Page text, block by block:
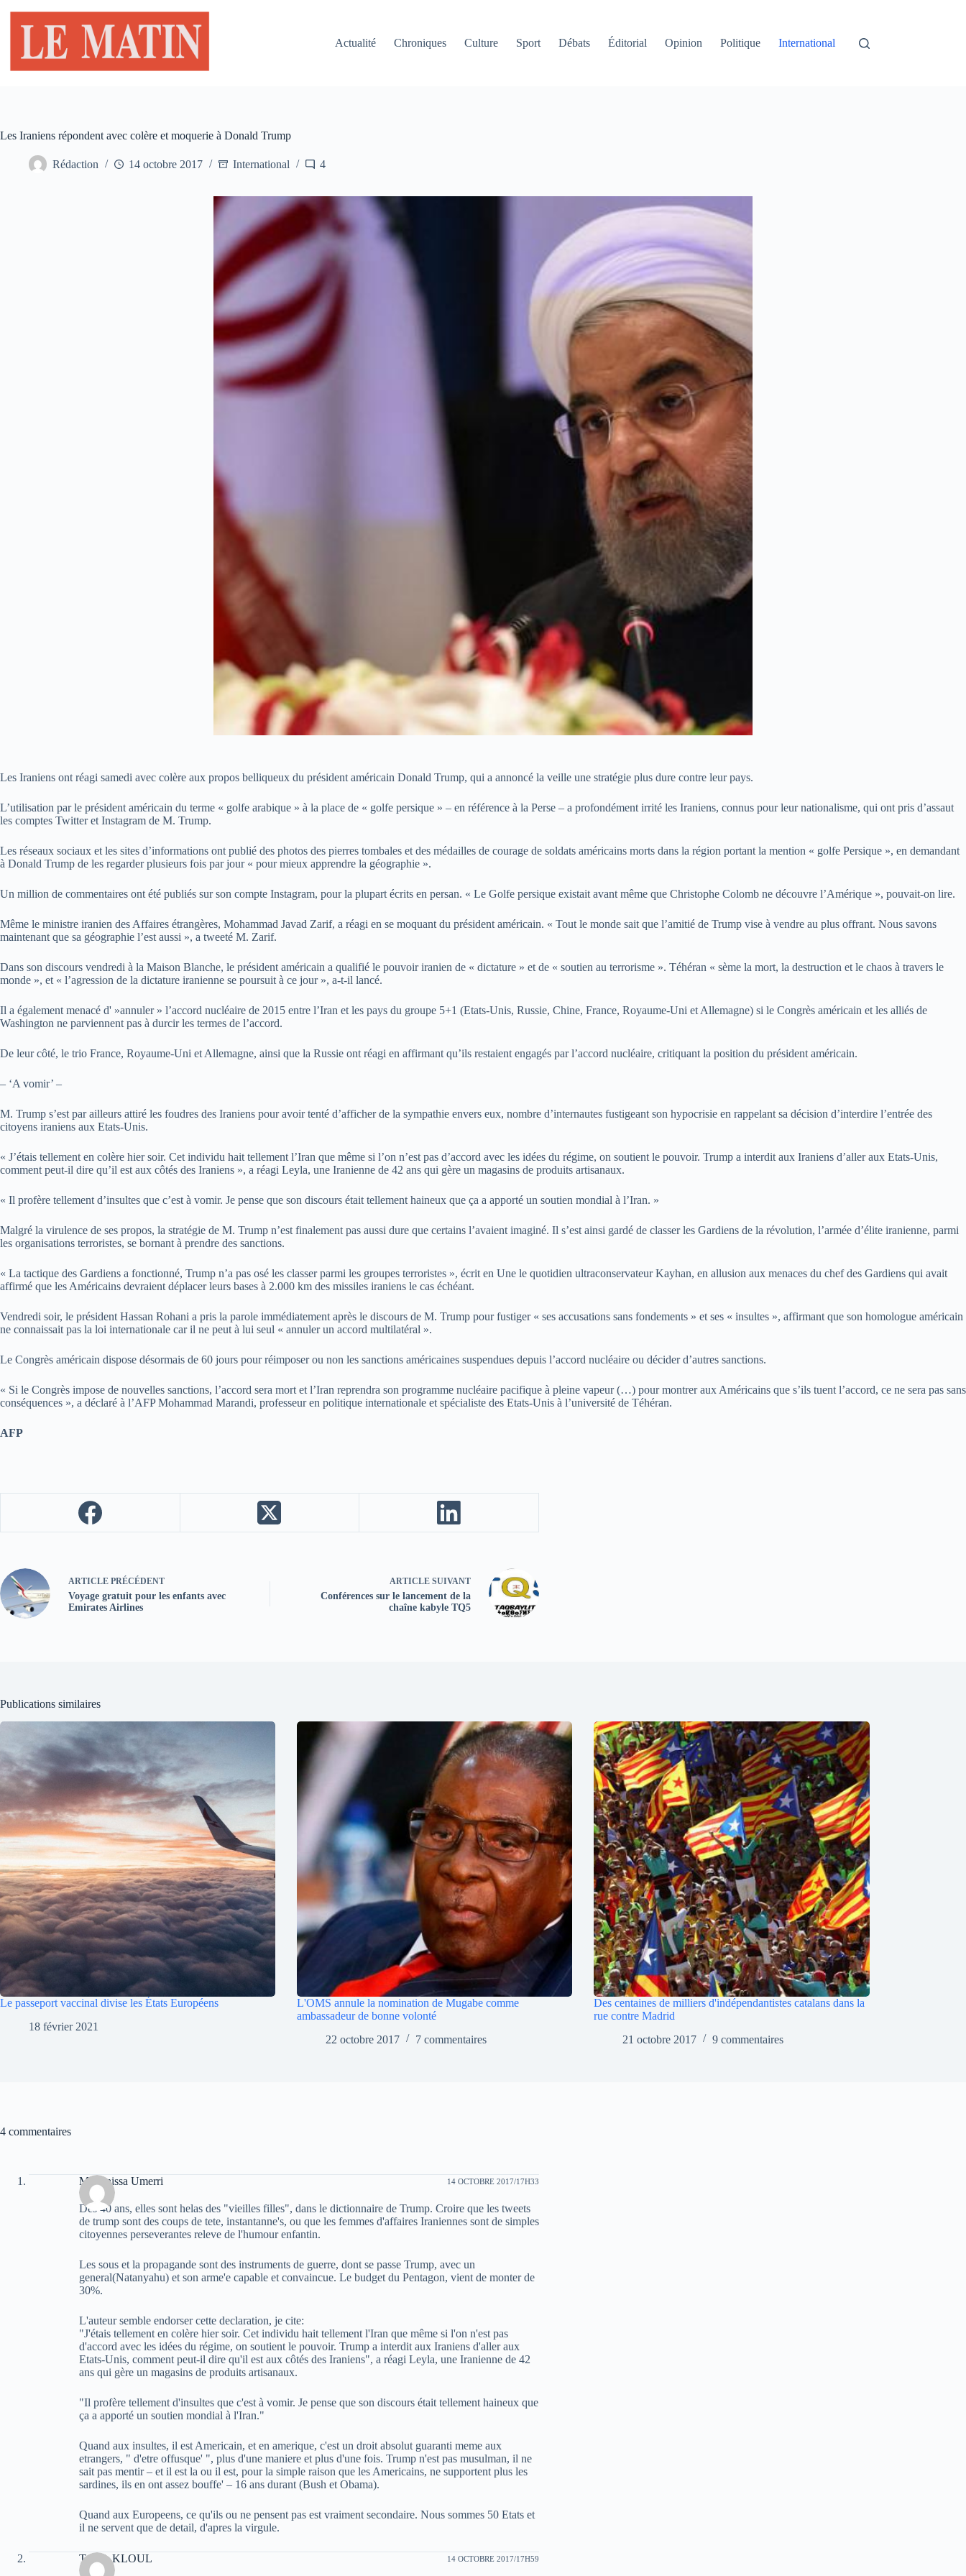
contenu
Actualité
Chroniques Culture Sport Débats Éditorial Opinion Politique International
Les Iraniens répondent avec colère et moquerie à Donald Trump
Rédaction 14 octobre 2017 International 4
Les Iraniens ont réagi samedi avec colère aux propos belliqueux du président américain Donald Trump, qui a annoncé la veille une stratégie plus dure contre leur pays.
L’utilisation par le président américain du terme « golfe arabique » à la place de « golfe persique » – en référence à la Perse – a profondément irrité les Iraniens, connus pour leur nationalisme, qui ont pris d’assaut
les comptes Twitter et Instagram de M. Trump.
Les réseaux sociaux et les sites d’informations ont publié des photos des pierres tombales et des médailles de courage de soldats américains morts dans la région portant la mention « golfe Persique », en demandant
à Donald Trump de les regarder plusieurs fois par jour « pour mieux apprendre la géographie ».
Un million de commentaires ont été publiés sur son compte Instagram, pour la plupart écrits en persan. « Le Golfe persique existait avant même que Christophe Colomb ne découvre l’Amérique », pouvait-on lire.
Même le ministre iranien des Affaires étrangères, Mohammad Javad Zarif, a réagi en se moquant du président américain. « Tout le monde sait que l’amitié de Trump vise à vendre au plus offrant. Nous savons
maintenant que sa géographie l’est aussi », a tweeté M. Zarif.
Dans son discours vendredi à la Maison Blanche, le président américain a qualifié le pouvoir iranien de « dictature » et de « soutien au terrorisme ». Téhéran « sème la mort, la destruction et le chaos à travers le
monde », et « l’agression de la dictature iranienne se poursuit à ce jour », a-t-il lancé.
Il a également menacé d' »annuler » l’accord nucléaire de 2015 entre l’Iran et les pays du groupe 5+1 (Etats-Unis, Russie, Chine, France, Royaume-Uni et Allemagne) si le Congrès américain et les alliés de
Washington ne parviennent pas à durcir les termes de l’accord.
De leur côté, le trio France, Royaume-Uni et Allemagne, ainsi que la Russie ont réagi en affirmant qu’ils restaient engagés par l’accord nucléaire, critiquant la position du président américain.
– ‘A vomir’ –
M. Trump s’est par ailleurs attiré les foudres des Iraniens pour avoir tenté d’afficher de la sympathie envers eux, nombre d’internautes fustigeant son hypocrisie en rappelant sa décision d’interdire l’entrée des
citoyens iraniens aux Etats-Unis.
« J’étais tellement en colère hier soir. Cet individu hait tellement l’Iran que même si l’on n’est pas d’accord avec les idées du régime, on soutient le pouvoir. Trump a interdit aux Iraniens d’aller aux Etats-Unis,
comment peut-il dire qu’il est aux côtés des Iraniens », a réagi Leyla, une Iranienne de 42 ans qui gère un magasins de produits artisanaux.
« Il profère tellement d’insultes que c’est à vomir. Je pense que son discours était tellement haineux que ça a apporté un soutien mondial à l’Iran. »
Malgré la virulence de ses propos, la stratégie de M. Trump n’est finalement pas aussi dure que certains l’avaient imaginé. Il s’est ainsi gardé de classer les Gardiens de la révolution, l’armée d’élite iranienne, parmi
les organisations terroristes, se bornant à prendre des sanctions.
« La tactique des Gardiens a fonctionné, Trump n’a pas osé les classer parmi les groupes terroristes », écrit en Une le quotidien ultraconservateur Kayhan, en allusion aux menaces du chef des Gardiens qui avait
affirmé que les Américains devraient déplacer leurs bases à 2.000 km des missiles iraniens le cas échéant.
Vendredi soir, le président Hassan Rohani a pris la parole immédiatement après le discours de M. Trump pour fustiger « ses accusations sans fondements » et ses « insultes », affirmant que son homologue américain
ne connaissait pas la loi internationale car il ne peut à lui seul « annuler un accord multilatéral ».
Le Congrès américain dispose désormais de 60 jours pour réimposer ou non les sanctions américaines suspendues depuis l’accord nucléaire ou décider d’autres sanctions.
« Si le Congrès impose de nouvelles sanctions, l’accord sera mort et l’Iran reprendra son programme nucléaire pacifique à pleine vapeur (…) pour montrer aux Américains que s’ils tuent l’accord, ce ne sera pas sans
conséquences », a déclaré à l’AFP Mohammad Marandi, professeur en politique internationale et spécialiste des Etats-Unis à l’université de Téhéran.
AFP
ARTICLE PRÉCÉDENT
Voyage gratuit pour les enfants avec
Emirates Airlines
ARTICLE SUIVANT
Conférences sur le lancement de la
chaîne kabyle TQ5
Publications similaires
Le passeport vaccinal divise les États Européens
18 février 2021
L'OMS annule la nomination de Mugabe comme
ambassadeur de bonne volonté
22 octobre 2017
7 commentaires
Des centaines de milliers d'indépendantistes catalans dans la
rue contre Madrid
21 octobre 2017
9 commentaires
4 commentaires
Massinissa Umerri 14 OCTOBRE 2017/17H33
Des 40 ans, elles sont helas des "vieilles filles", dans le dictionnaire de Trump. Croire que les tweets
de trump sont des coups de tete, instantanne's, ou que les femmes d'affaires Iraniennes sont de simples
citoyennes perseverantes releve de l'humour enfantin.
Les sous et la propagande sont des instruments de guerre, dont se passe Trump, avec un
general(Natanyahu) et son arme'e capable et convaincue. Le budget du Pentagon, vient de monter de
30%.
L'auteur semble endorser cette declaration, je cite:
"J'étais tellement en colère hier soir. Cet individu hait tellement l'Iran que même si l'on n'est pas
d'accord avec les idées du régime, on soutient le pouvoir. Trump a interdit aux Iraniens d'aller aux
Etats-Unis, comment peut-il dire qu'il est aux côtés des Iraniens", a réagi Leyla, une Iranienne de 42
ans qui gère un magasins de produits artisanaux.
"Il profère tellement d'insultes que c'est à vomir. Je pense que son discours était tellement haineux que
ça a apporté un soutien mondial à l'Iran."
Quand aux insultes, il est Americain, et en amerique, c'est un droit absolut guaranti meme aux
etrangers, " d'etre offusque' ", plus d'une maniere et plus d'une fois. Trump n'est pas musulman, il ne
sait pas mentir – et il est la ou il est, pour la simple raison que les Americains, ne supportent plus les
sardines, ils en ont assez bouffe' – 16 ans durant (Bush et Obama).
Quand aux Europeens, ce qu'ils ou ne pensent pas est vraiment secondaire. Nous sommes 50 Etats et
il ne servent que de detail, d'apres la virgule.
Toufik KLOUL 14 OCTOBRE 2017/17H59